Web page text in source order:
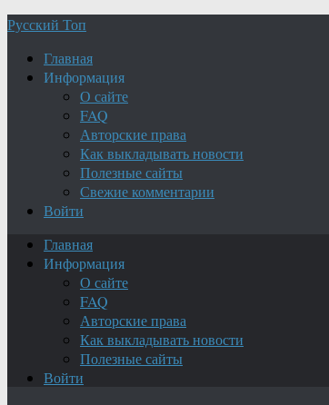
Русский Топ
Главная
Информация
О сайте
FAQ
Авторские права
Как выкладывать новости
Полезные сайты
Свежие комментарии
Войти
Главная
Информация
О сайте
FAQ
Авторские права
Как выкладывать новости
Полезные сайты
Войти